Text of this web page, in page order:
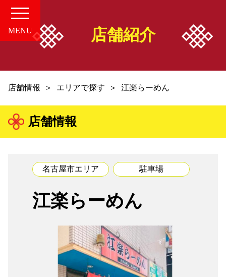
MENU
愛知の中華案内所
店舗情報
お問い合せ
組合加入案内
店舗紹介
店舗情報 エリアで探す 江楽らーめん
店舗情報
名古屋市エリア 駐車場
江楽らーめん